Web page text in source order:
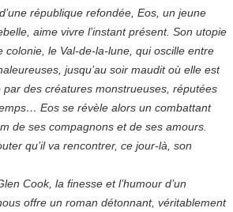
république refondée, Eos, un jeune
aime vivre l’instant présent. Son utopie
colonie, le Val-de-la-lune, qui oscille entre
jusqu’au soir maudit où elle est
des créatures monstrueuses, réputées
Eos se révèle alors un combattant
de ses compagnons et de ses amours.
qu’il va rencontrer, ce jour-là, son
Cook, la finesse et l’humour d’un
offre un roman détonnant, véritablement